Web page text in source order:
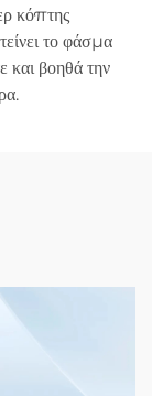
κόπτης
το φάσμα
και βοηθά την